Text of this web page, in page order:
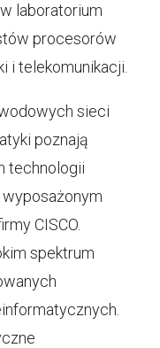
laboratorium
procesorów
i telekomunikacji.
sieci
poznają
technologii
CISCO.
spektrum